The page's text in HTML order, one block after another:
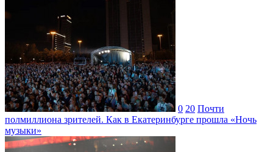
0 20 Почти
полмиллиона зрителей. Как в Екатеринбурге прошла «Ночь
музыки»